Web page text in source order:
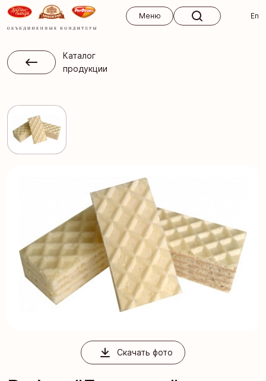
Меню
En
Каталог
продукции
Скачать фото